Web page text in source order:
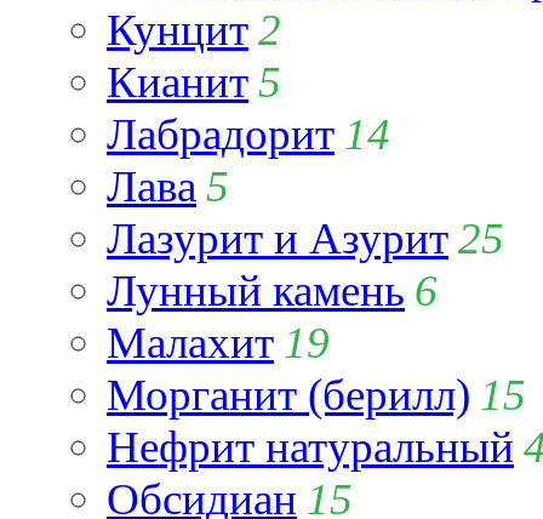
Кунцит2
Кианит5
Лабрадорит 14
Лава 5
Лазурит и Азурит25
Лунный камень 6
Малахит 19
Морганит (берилл) 15
Нефрит натуральный
Обсидиан 15